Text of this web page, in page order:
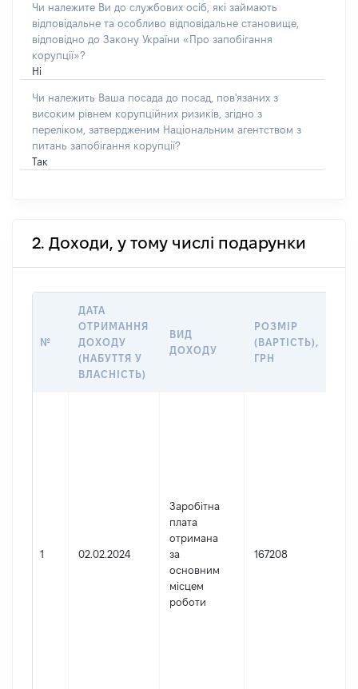
Чи належите Ви до службових осіб, які займають
відповідальне та особливо відповідальне становище,
відповідно до Закону України «Про запобігання
корупції»?
Ні
Чи належить Ваша посада до посад, пов'язаних з
високим рівнем корупційних ризиків, згідно з
переліком, затвердженим Національним агентством з
питань запобігання корупції?
Так
2. Доходи, у тому числі подарунки
№
ДАТА
ОТРИМАННЯ
ДОХОДУ
(НАБУТТЯ У
ВЛАСНІСТЬ)
ВИД
ДОХОДУ
РОЗМІР
(ВАРТІСТЬ),
ГРН
1 02.02.2024
Заробітна
плата
отримана
за
основним
місцем
роботи
167208